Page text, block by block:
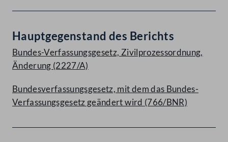
Hauptgegenstand des Berichts
Bundes-Verfassungsgesetz, Zivilprozessordnung,
Änderung (2227/A)
Bundesverfassungsgesetz, mit dem das Bundes-
Verfassungsgesetz geändert wird (766/BNR)